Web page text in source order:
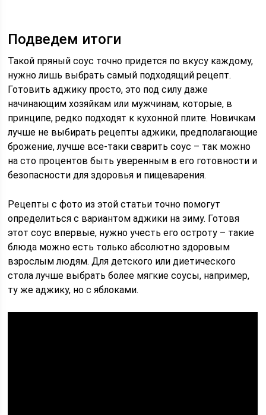
Подведем итоги
Такой пряный соус точно придется по вкусу каждому,
нужно лишь выбрать самый подходящий рецепт.
Готовить аджику просто, это под силу даже
начинающим хозяйкам или мужчинам, которые, в
принципе, редко подходят к кухонной плите. Новичкам
лучше не выбирать рецепты аджики, предполагающие
брожение, лучше все-таки сварить соус – так можно
на сто процентов быть уверенным в его готовности и
безопасности для здоровья и пищеварения.
Рецепты с фото из этой статьи точно помогут
определиться с вариантом аджики на зиму. Готовя
этот соус впервые, нужно учесть его остроту – такие
блюда можно есть только абсолютно здоровым
взрослым людям. Для детского или диетического
стола лучше выбрать более мягкие соусы, например,
ту же аджику, но с яблоками.